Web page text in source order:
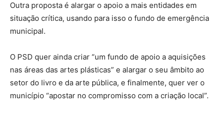
Outra proposta é alargar o apoio a mais entidades em
situação crítica, usando para isso o fundo de emergência
municipal.
O PSD quer ainda criar “um fundo de apoio a aquisições
nas áreas das artes plásticas” e alargar o seu âmbito ao
setor do livro e da arte pública, e finalmente, quer ver o
município “apostar no compromisso com a criação local”.